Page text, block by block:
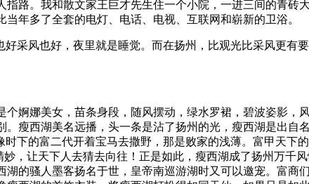
路。我和散文家王巨才先生住一个小院，一进三间的青砖
年多了全套的电灯、电话、电视、互联网和崭新的卫浴。
采风也好，夜里就是睡觉。而在扬州，比观光比采风更有
婀娜美女，苗条身段，随风摆动，绿水罗裙，碧波姿影，
瘦西湖美名远播，头一条是沾了扬州的光，瘦西湖是出自
下的富二代开着宝马去撒野，那是败家的浅薄。富甲天下
，让天下人去猜去向往！正是如此，瘦西湖成了扬州万千
的骚人墨客扬名于世，皇帝南巡游湖时又可以邀宠。富商